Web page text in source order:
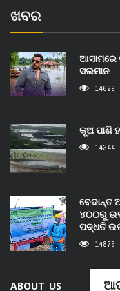
ଖବର
ଆସାମରେ
ସଲମାନ
14629
କୂଅ ପାଣି
14344
୪୦୦ରୁ
ପଦ୍ଧତି
14875
ABOUT US